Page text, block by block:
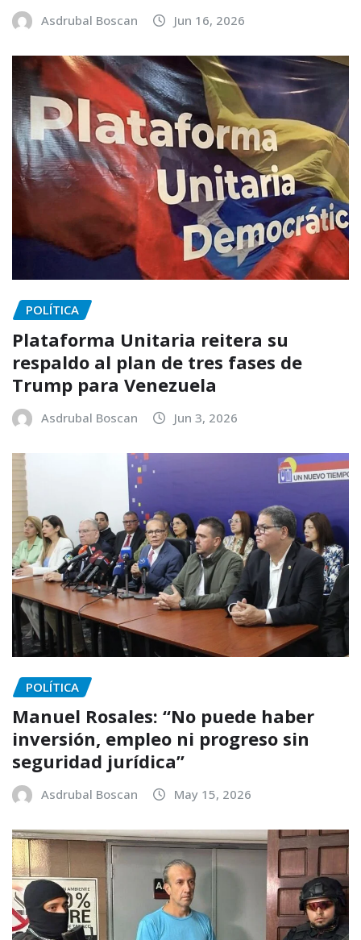
Asdrubal Boscan Jun 16, 2026
POLÍTICA
Plataforma Unitaria reitera su
respaldo al plan de tres fases de
Trump para Venezuela
Asdrubal Boscan Jun 3, 2026
POLÍTICA
Manuel Rosales: “No puede haber
inversión, empleo ni progreso sin
seguridad jurídica”
Asdrubal Boscan May 15, 2026